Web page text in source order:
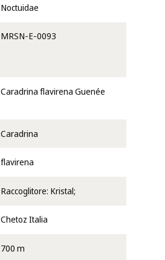
Noctuidae
MRSN-E-0093
Caradrina flavirena Guenée
Caradrina
flavirena
Raccoglitore: Kristal;
Chetoz Italia
700 m